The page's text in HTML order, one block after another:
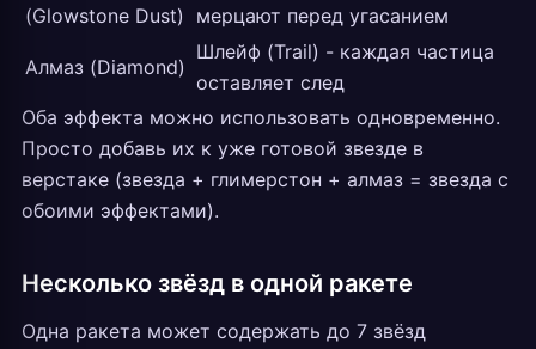
(Glowstone Dust)
мерцают перед угасанием
Алмаз (Diamond)
Шлейф (Trail) - каждая частица
оставляет след
Оба эффекта можно использовать одновременно.
Просто добавь их к уже готовой звезде в
верстаке (звезда + глимерстон + алмаз = звезда с
обоими эффектами).
Несколько звёзд в одной ракете
Одна ракета может содержать до 7 звёзд